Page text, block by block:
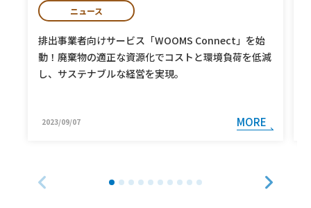
ニュース
排出事業者向けサービス「WOOMS Connect」を始
動！廃棄物の適正な資源化でコストと環境負荷を低減
し、サステナブルな経営を実現。
2023/09/07 MORE